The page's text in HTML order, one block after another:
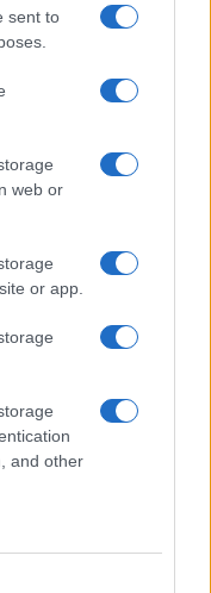
sent to
web or
or app.
and other
neve e ghiaccio
slitte, bastoni e
attrezzi per sci,
discipline, classi e